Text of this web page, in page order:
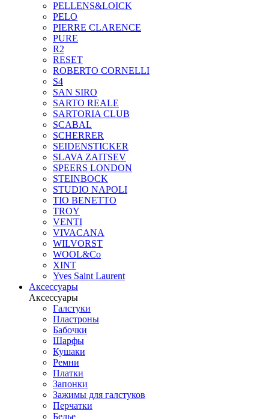
PELLENS&LOICK
PELO
PIERRE CLARENCE
PURE
R2
RESET
ROBERTO CORNELLI
S4
SAN SIRO
SARTO REALE
SARTORIA CLUB
SCABAL
SCHERRER
SEIDENSTICKER
SLAVA ZAITSEV
SPEERS LONDON
STEINBOCK
STUDIO NAPOLI
TIO BENETTO
TROY
VENTI
VIVACANA
WILVORST
WOOL&Co
XINT
Yves Saint Laurent
Аксессуары
Аксессуары
Галстуки
Пластроны
Бабочки
Шарфы
Кушаки
Ремни
Платки
Запонки
Зажимы для галстуков
Перчатки
Белье